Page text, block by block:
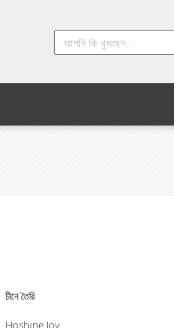
চীনে তৈরি
Hoshine Joy